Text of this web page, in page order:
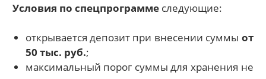
Условия по спецпрограмме следующие:
открывается депозит при внесении суммы от
50 тыс. руб.;
максимальный порог суммы для хранения не